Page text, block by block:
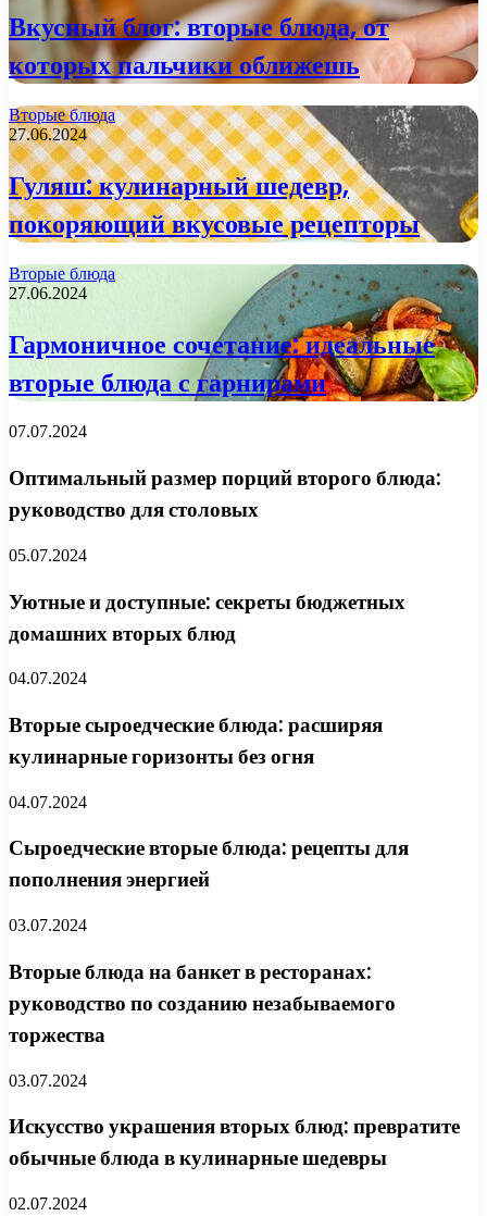
Вкусный блог: вторые блюда, от
которых пальчики оближешь
Вторые блюда
27.06.2024
Гуляш: кулинарный шедевр,
покоряющий вкусовые рецепторы
Вторые блюда
27.06.2024
Гармоничное сочетание: идеальные
вторые блюда с гарнирами
07.07.2024
Оптимальный размер порций второго блюда:
руководство для столовых
05.07.2024
Уютные и доступные: секреты бюджетных
домашних вторых блюд
04.07.2024
Вторые сыроедческие блюда: расширяя
кулинарные горизонты без огня
04.07.2024
Сыроедческие вторые блюда: рецепты для
пополнения энергией
03.07.2024
Вторые блюда на банкет в ресторанах:
руководство по созданию незабываемого
торжества
03.07.2024
Искусство украшения вторых блюд: превратите
обычные блюда в кулинарные шедевры
02.07.2024